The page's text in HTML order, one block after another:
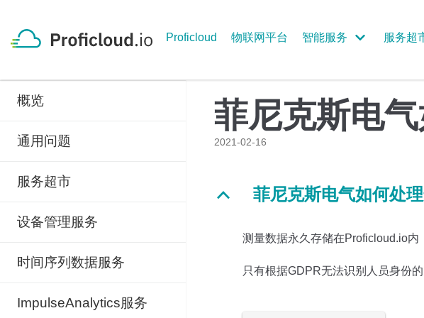
to
Proficloud 物联网平台 智能服务 服务超
概览
通用问题
服务超市
设备管理服务
时间序列数据服务
ImpulseAnalytics服务
菲尼克斯电
2021-02-16
B 菲尼克斯电气如何处
测量数据永久存储在Proficloud.io内
只有根据GDPR无法识别人员身份